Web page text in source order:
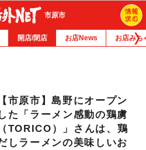
市原市
開店/閉店 お店News お店みち
【市原市】島野にオープン
た「ラーメン感動の鶏虜
（TORICO）」さんは、鶏
しラーメンの美味しいお